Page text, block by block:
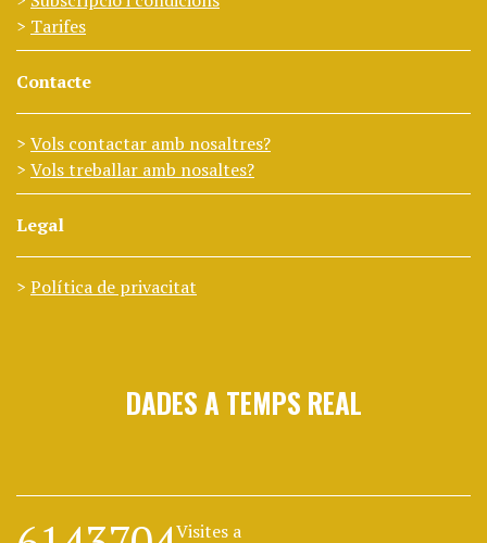
Tarifes
Contacte
Vols contactar amb nosaltres?
Vols treballar amb nosaltes?
Legal
Política de privacitat
DADES A TEMPS REAL
Visites a